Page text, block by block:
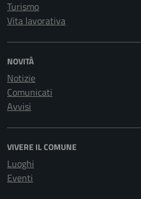
Turismo
Vita lavorativa
NOVITÀ
Notizie
Comunicati
Avvisi
VIVERE IL COMUNE
Luoghi
Eventi